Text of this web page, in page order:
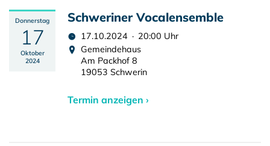
Donnerstag
17
Oktober
2024
Schweriner Vocalensemble
17.10.2024 · 20:00 Uhr
Gemeindehaus
Am Packhof 8
19053 Schwerin
Termin anzeigen ›